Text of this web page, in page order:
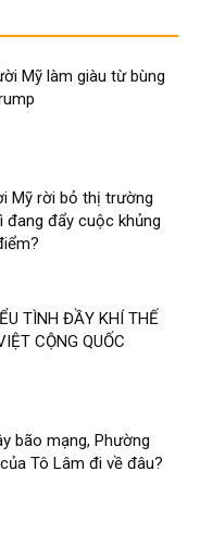
Mỹ làm giàu từ bùng
Mỹ rời bỏ thị trường
đang đẩy cuộc khủng
TÌNH ĐẦY KHÍ THẾ
CỘNG QUỐC
bão mạng, Phường
Tô Lâm đi về đâu?